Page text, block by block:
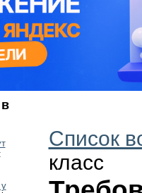
Список
класс